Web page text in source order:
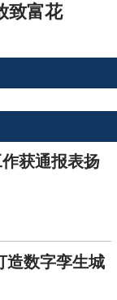
致富花
获通报表扬
造数字孪生城